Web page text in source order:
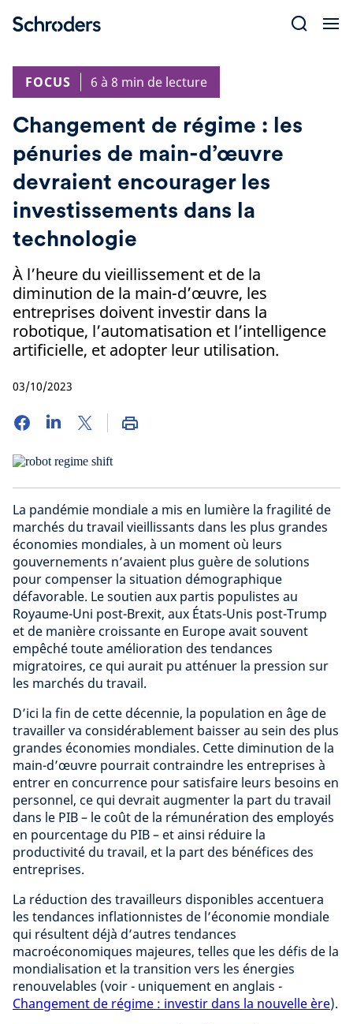
FOCUS
6 à 8 min de lecture
Changement de régime : les
pénuries de main-d’œuvre
devraient encourager les
investissements dans la
technologie
À l’heure du vieillissement et de la
diminution de la main-d’œuvre, les
entreprises doivent investir dans la
robotique, l’automatisation et l’intelligence
artificielle, et adopter leur utilisation.
03/10/2023
La pandémie mondiale a mis en lumière la fragilité de
marchés du travail vieillissants dans les plus grandes
économies mondiales, à un moment où leurs
gouvernements n’avaient plus guère de solutions
pour compenser la situation démographique
défavorable. Le soutien aux partis populistes au
Royaume-Uni post-Brexit, aux États-Unis post-Trump
et de manière croissante en Europe avait souvent
empêché toute amélioration des tendances
migratoires, ce qui aurait pu atténuer la pression sur
les marchés du travail.
D’ici la fin de cette décennie, la population en âge de
travailler va considérablement baisser au sein des plus
grandes économies mondiales. Cette diminution de la
main-d’œuvre pourrait contraindre les entreprises à
entrer en concurrence pour satisfaire leurs besoins en
personnel, ce qui devrait augmenter la part du travail
dans le PIB – le coût de la rémunération des employés
en pourcentage du PIB – et ainsi réduire la
productivité du travail, et la part des bénéfices des
entreprises.
La réduction des travailleurs disponibles accentuera
les tendances inflationnistes de l’économie mondiale
qui résultent déjà d’autres tendances
macroéconomiques majeures, telles que les défis de la
mondialisation et la transition vers les énergies
renouvelables (voir - uniquement en anglais -
Changement de régime : investir dans la nouvelle ère).